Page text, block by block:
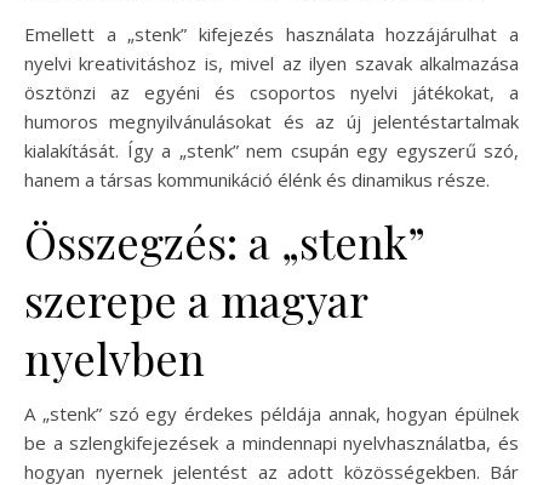
Emellett a „stenk” kifejezés használata hozzájárulhat a
nyelvi kreativitáshoz is, mivel az ilyen szavak alkalmazása
ösztönzi az egyéni és csoportos nyelvi játékokat, a
humoros megnyilvánulásokat és az új jelentéstartalmak
kialakítását. Így a „stenk” nem csupán egy egyszerű szó,
hanem a társas kommunikáció élénk és dinamikus része.
Összegzés: a „stenk”
szerepe a magyar
nyelvben
A „stenk” szó egy érdekes példája annak, hogyan épülnek
be a szlengkifejezések a mindennapi nyelvhasználatba, és
hogyan nyernek jelentést az adott közösségekben. Bár